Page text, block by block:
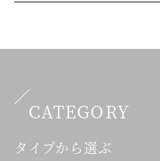
CATEGORY
タイプから選ぶ